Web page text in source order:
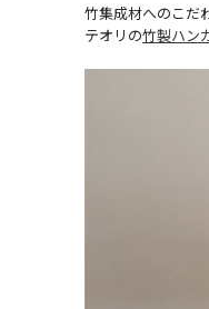
竹集成材へのこだ
テオリの竹製ハン